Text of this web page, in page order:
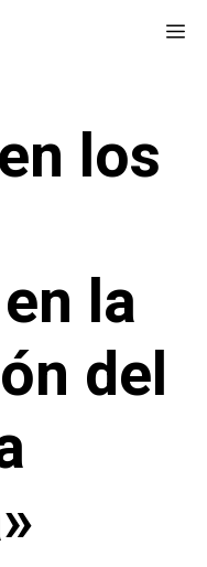
los
la
del